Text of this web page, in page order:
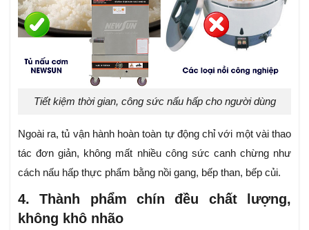
Tiết kiệm thời gian, công sức nấu hấp cho người dùng
Ngoài ra, tủ vận hành hoàn toàn tự động chỉ với một vài thao
tác đơn giản, không mất nhiều công sức canh chừng như
cách nấu hấp thực phẩm bằng nồi gang, bếp than, bếp củi.
4. Thành phẩm chín đều chất lượng,
không khô nhão